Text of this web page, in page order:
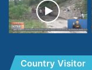
Country Visitor